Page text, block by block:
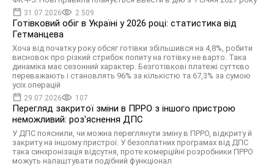
31.07.2026 2 509
Готівковий обіг в Україні у 2026 році: статистика від
Гетманцева
Хоча від початку року обсяг готівки збільшився на 4,8%, робити
висновок про різкий стрибок попиту на готівку не варто. Така
динаміка має сезонний характер. Безготівкові платежі суттєво
переважають і становлять 96% за кількістю та 67,3% за сумою
усіх операцій
29.07.2026 107
Перегляд закритої зміни в ПРРО з іншого пристрою
неможливий: роз'яснення ДПС
У ДПС пояснили, чи можна переглянути зміну в ПРРО, відкриту й
закриту на іншому пристрої. У безоплатних програмах від ДПС
така синхронізація відсутня, проте комерційні розробники ПРРО
можуть налаштувати подібний функціонал